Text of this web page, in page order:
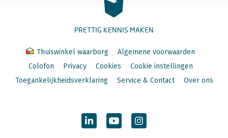
PRETTIG KENNIS MAKEN
Thuiswinkel waarborg
Algemene voorwaarden
Colofon
Privacy Cookies
Cookie instellingen
Toegankelijkheidsverklaring
Service & Contact Over ons